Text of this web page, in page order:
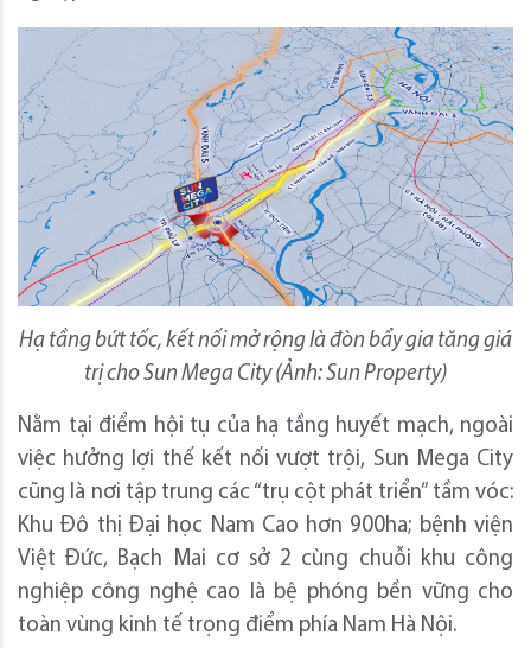
Hạ tầng bứt tốc, kết nối mở rộng là đòn bẩy gia tăng giá
trị cho Sun Mega City (Ảnh: Sun Property)
Nằm tại điểm hội tụ của hạ tầng huyết mạch, ngoài
việc hưởng lợi thế kết nối vượt trội, Sun Mega City
cũng là nơi tập trung các “trụ cột phát triển” tầm vóc:
Khu Đô thị Đại học Nam Cao hơn 900ha; bệnh viện
Việt Đức, Bạch Mai cơ sở 2 cùng chuỗi khu công
nghiệp công nghệ cao là bệ phóng bền vững cho
toàn vùng kinh tế trọng điểm phía Nam Hà Nội.